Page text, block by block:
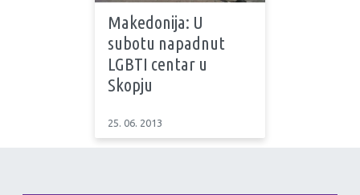
Makedonija: U
subotu napadnut
LGBTI centar u
Skopju
25. 06. 2013